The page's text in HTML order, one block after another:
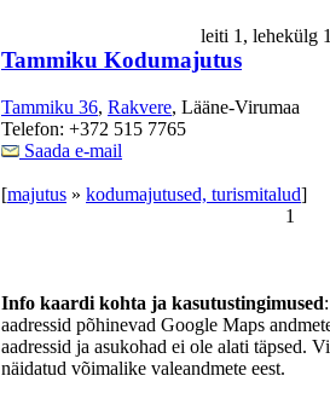
leiti 1,
Tammiku Kodumajutus
Tammiku 36, Rakvere, Lääne-Virumaa
Telefon: +372 515 7765
Saada e-mail
[majutus » kodumajutused, turismitalud]
1
Info kaardi kohta ja kasutustingimused
aadressid põhinevad Google Maps
aadressid ja asukohad ei ole alati täpsed.
näidatud võimalike valeandmete eest.